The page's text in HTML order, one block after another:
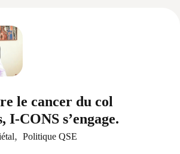
le cancer du col
I-CONS s’engage.
Politique QSE